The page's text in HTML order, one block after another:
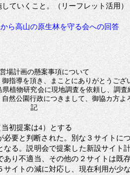
ていくこと。（リーフレット活用）
ら高山の原生林を守る会への回答
場計画の懸案事項について
指導を頂き、まことにありがとうござ
植物研究会に現地調査を依頼し、調
然公園行政につきまして、御協カ方よ
記
初提案は4）とする
要と判断された。別な３サイトに
る。説明会で提案した新設サイト
り不適当、その他の２サイトは既
イトの減に対応し、現在利用が少